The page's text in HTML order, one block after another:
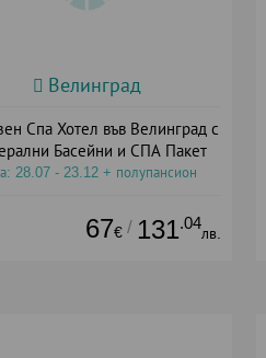
Велинград
Спа Хотел във Велинград с
Басейни и СПА Пакет
28.07 - 23.12 + полупансион
67€ / 131.04
лв.